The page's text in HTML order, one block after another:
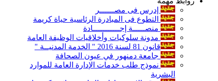
إدرس فى مصــــــر
التطوع فى المبادرة الرئاسية حياة كريمة
منصـــــة إجـــــــــــادة
مدونة سلوكيات وأخلاقيات الوظيفة العامة
قانون 81 لسنة 2016 " الخدمة المدنيــة "
جامعة دمنهور في عيون الصحافة
نموذج طلب خدمات الإدارة العامة للموارد
البشرية